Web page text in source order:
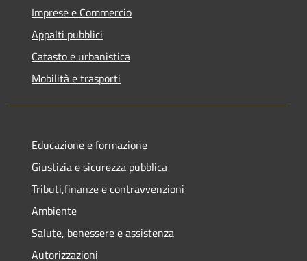
Imprese e Commercio
Appalti pubblici
Catasto e urbanistica
Mobilità e trasporti
Educazione e formazione
Giustizia e sicurezza pubblica
Tributi,finanze e contravvenzioni
Ambiente
Salute, benessere e assistenza
Autorizzazioni